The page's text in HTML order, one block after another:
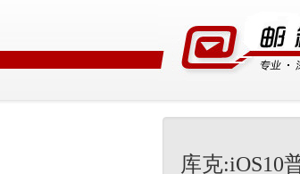
库克:iOS10